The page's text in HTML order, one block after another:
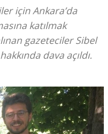
için Ankara’da
katılmak
gazeteciler Sibel
dava açıldı.